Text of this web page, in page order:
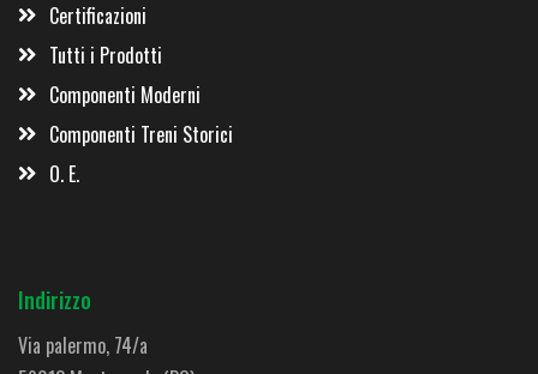
Certificazioni
Tutti i Prodotti
Componenti Moderni
Componenti Treni Storici
O. E.
Indirizzo
Via palermo, 74/a